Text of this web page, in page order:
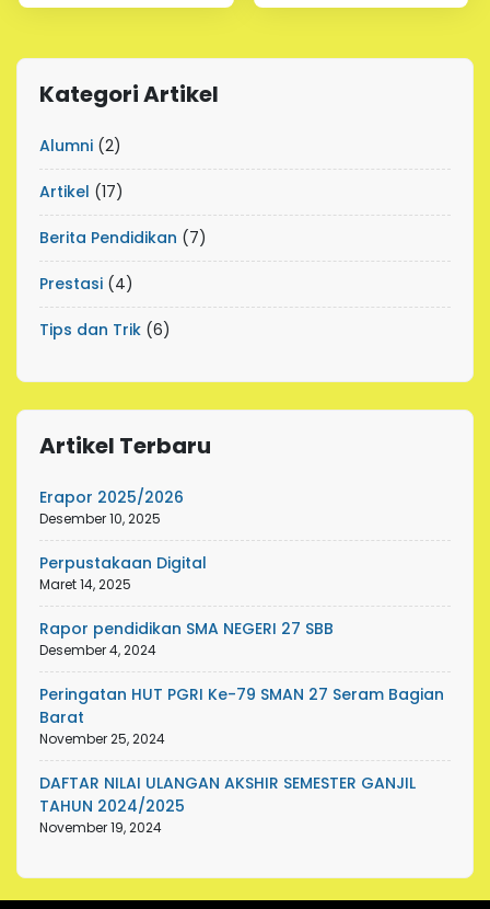
Kategori Artikel
Alumni (2)
Artikel (17)
Berita Pendidikan (7)
Prestasi (4)
Tips dan Trik (6)
Artikel Terbaru
Erapor 2025/2026
Desember 10, 2025
Perpustakaan Digital
Maret 14, 2025
Rapor pendidikan SMA NEGERI 27 SBB
Desember 4, 2024
Peringatan HUT PGRI Ke-79 SMAN 27 Seram Bagian
Barat
November 25, 2024
DAFTAR NILAI ULANGAN AKSHIR SEMESTER GANJIL
TAHUN 2024/2025
November 19, 2024